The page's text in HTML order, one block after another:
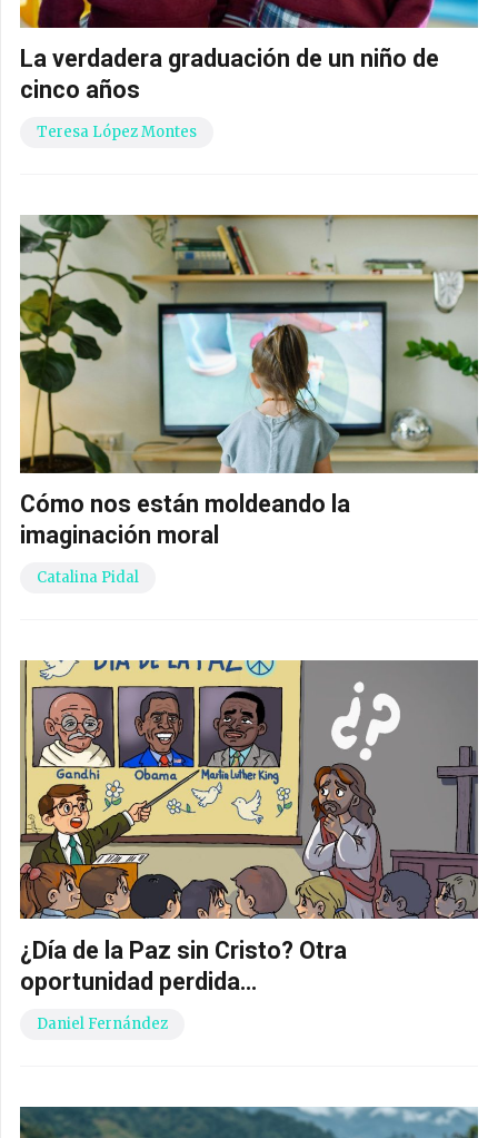
La verdadera graduación de un niño de
cinco años
Teresa López Montes
Cómo nos están moldeando la
imaginación moral
Catalina Pidal
¿Día de la Paz sin Cristo? Otra
oportunidad perdida…
Daniel Fernández